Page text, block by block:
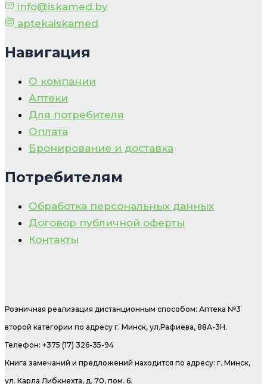
info@iskamed.by
aptekaiskamed
Навигация
О компании
Аптеки
Для потребителя
Оплата
Бронирование и доставка
Потребителям
Обработка персональных данных
Договор публичной оферты
Контакты
Розничная реализация дистанционным способом: Аптека №3
второй категории по адресу г. Минск, ул.Рафиева, 88А-3Н.
Телефон: +375 (17) 326-35-94
Книга замечаний и предложений находится по адресу: г. Минск,
ул. Карла Либкнехта, д. 70, пом. 6.